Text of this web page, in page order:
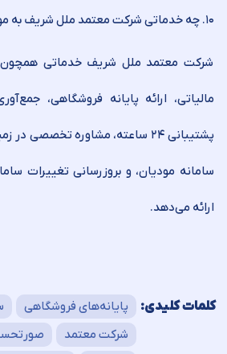
۱۰. چه خدماتی شرکت معتمد ملل شریف به مودیان ارائه می‌دهد؟
شرکت معتمد ملل شریف خدماتی همچون
مالیاتی، ارائه پایانه فروشگاهی،
پشتیبانی ۲۴ ساعته، مشاوره
سامانه مودیان، و بروزرسانی تغییرات
ارائه می‌دهد.
کلمات کلیدی: پایانه‌های فروشگاهی
شرکت معتمد